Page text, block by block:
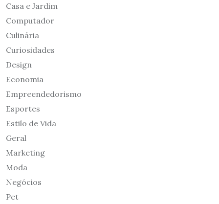
Casa e Jardim
Computador
Culinária
Curiosidades
Design
Economia
Empreendedorismo
Esportes
Estilo de Vida
Geral
Marketing
Moda
Negócios
Pet